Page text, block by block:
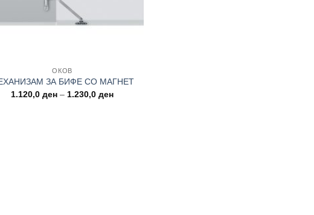
ОКОВ
ЗА БИФЕ СО МАГНЕТ
1.120,0ден – 1.230,0денPrice